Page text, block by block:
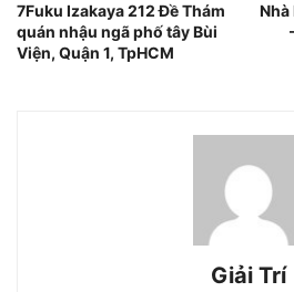
7Fuku Izakaya 212 Đề Thám
quán nhậu ngã phố tây Bùi
Viện, Quận 1, TpHCM
Giải Trí